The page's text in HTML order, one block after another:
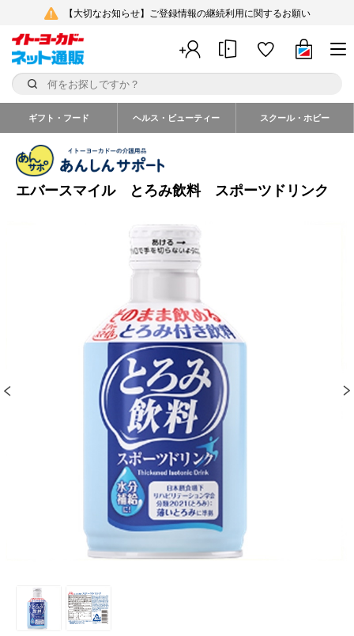
【大切なお知らせ】ご登録情報の継続利用に関するお願い
ギフト・フード ヘルス・ビューティー スクール・ホビー
エバースマイル とろみ飲料 スポーツドリンク